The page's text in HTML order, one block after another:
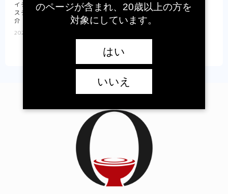
イチローズモルトのダブルディ
スティラリーズについて徹底紹
介｜定価・評価
2024.07.13
のページが含まれ、20歳以上の方を
対象にしています。
はい
いいえ